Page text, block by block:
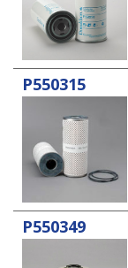
P550315
P550349